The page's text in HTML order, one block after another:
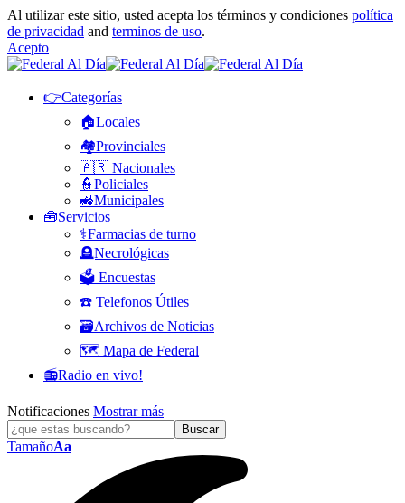
Al utilizar este sitio, usted acepta los términos y condiciones política
de privacidad and terminos de uso.
Acepto
👉Categorías
🏠Locales
🏘️Provinciales
🇦🇷 Nacionales
👮Policiales
🚜Municipales
🧰Servicios
⚕️Farmacias de turno
🪦Necrológicas
🗳️ Encuestas
☎️ Telefonos Útiles
🗃️Archivos de Noticias
🗺️ Mapa de Federal
📻Radio en vivo!
Notificaciones Mostrar más
TamañoAa